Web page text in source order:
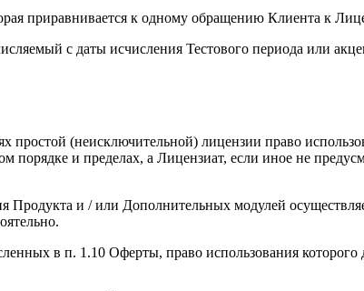
приравнивается к одному обращению Клиента к
с даты исчисления Тестового периода или
простой (неисключительной) лицензии право
и пределах, а Лицензиат, если иное не
Продукта и / или Дополнительных модулей
в п. 1.10 Оферты, право использования которого